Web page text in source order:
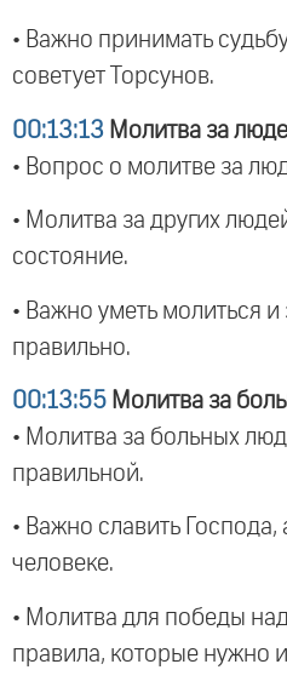
• Важно принимать
советует Торсунов.
00:13:13 Молитва за
• Вопрос о молитве за
• Молитва за других
состояние.
• Важно уметь молиться и
правильно.
00:13:55 Молитва за
• Молитва за больных
правильной.
• Важно славить
человеке.
• Молитва для победы
правила, которые нужно